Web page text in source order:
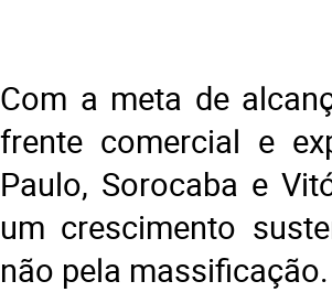
Com a meta de
frente comercial e
Paulo, Sorocaba e
um crescimento
não pela massificação.